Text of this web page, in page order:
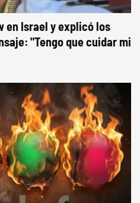
en Israel y explicó los
"Tengo que cuidar mi